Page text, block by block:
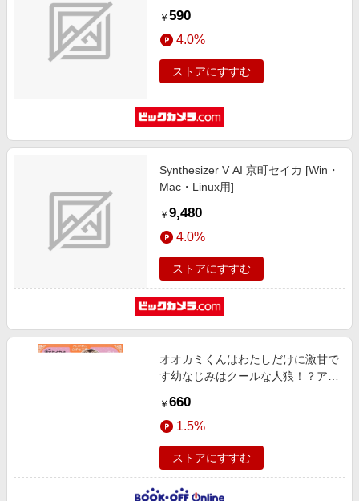
￥ 590
4.0%
ストアにすすむ
Synthesizer V AI 京町セイカ [Win・
Mac・Linux用]
￥ 9,480
4.0%
ストアにすすむ
オオカミくんはわたしだけに激甘で
す幼なじみはクールな人狼！？アル
￥ 660
1.5%
ストアにすすむ